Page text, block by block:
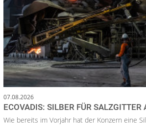
07.08.2026
ECOVADIS: SILBER FÜR SALZGITTER
Wie bereits im Vorjahr hat der Konzern eine